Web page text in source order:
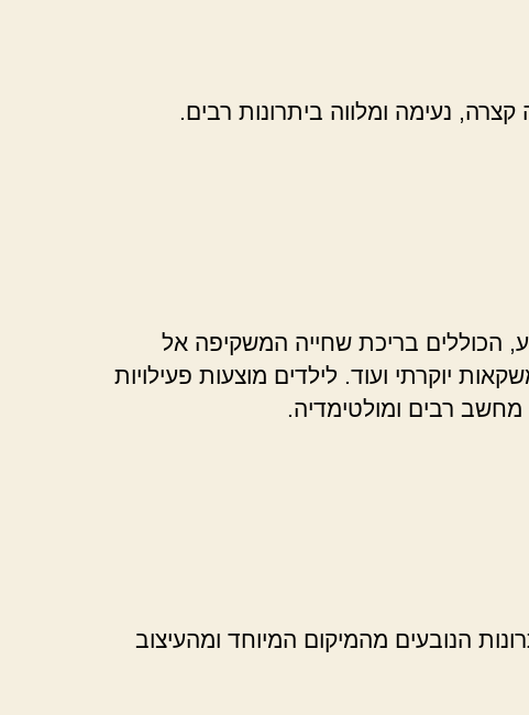
נעימה ומלווה ביתרונות רבים.
הכוללים בריכת שחייה המשקיפה אל
יוקרתי ועוד. לילדים מוצעות פעילויות
מחשב רבים ומולטימדיה.
הנובעים מהמיקום המיוחד ומהעיצוב